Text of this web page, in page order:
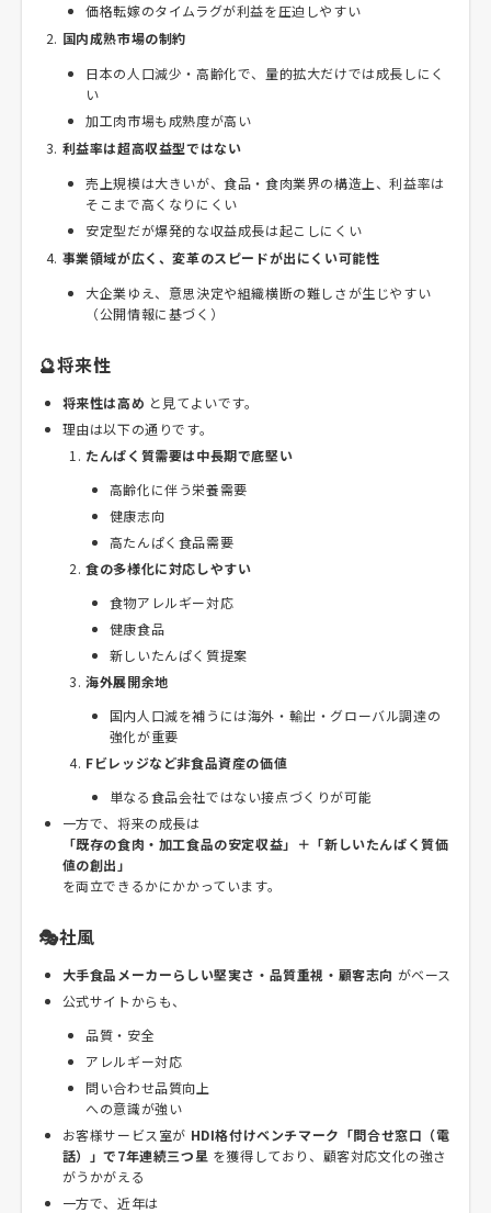
価格転嫁のタイムラグが利益を圧迫しやすい
国内成熟市場の制約
日本の人口減少・高齢化で、量的拡大だけでは成長しにく
い
加工肉市場も成熟度が高い
利益率は超高収益型ではない
売上規模は大きいが、食品・食肉業界の構造上、利益率は
そこまで高くなりにくい
安定型だが爆発的な収益成長は起こしにくい
事業領域が広く、変革のスピードが出にくい可能性
大企業ゆえ、意思決定や組織横断の難しさが生じやすい
（公開情報に基づく）
🔮将来性
将来性は高め と見てよいです。
理由は以下の通りです。
たんぱく質需要は中長期で底堅い
高齢化に伴う栄養需要
健康志向
高たんぱく食品需要
食の多様化に対応しやすい
食物アレルギー対応
健康食品
新しいたんぱく質提案
海外展開余地
国内人口減を補うには海外・輸出・グローバル調達の
強化が重要
Fビレッジなど非食品資産の価値
単なる食品会社ではない接点づくりが可能
一方で、将来の成長は
「既存の食肉・加工食品の安定収益」＋「新しいたんぱく質価
値の創出」
を両立できるかにかかっています。
🎭社風
大手食品メーカーらしい堅実さ・品質重視・顧客志向 がベース
公式サイトからも、
品質・安全
アレルギー対応
問い合わせ品質向上
への意識が強い
お客様サービス室が HDI格付けベンチマーク「問合せ窓口（電
話）」で7年連続三つ星 を獲得しており、顧客対応文化の強さ
がうかがえる
一方で、近年は